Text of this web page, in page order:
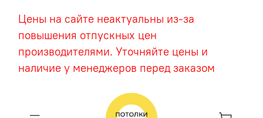
Цены на сайте неактуальны из-за
повышения отпускных цен
производителями. Уточняйте цены и
наличие у менеджеров перед заказом